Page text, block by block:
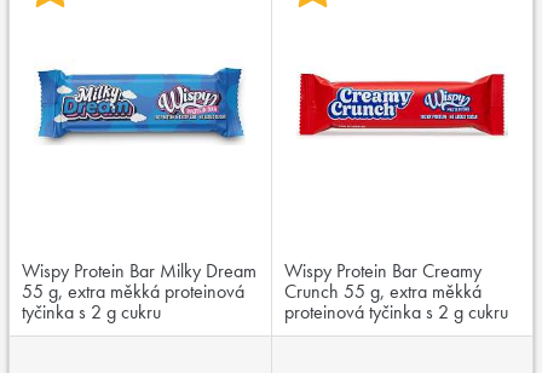
Wispy Protein Bar Milky Dream
55 g, extra měkká proteinová
tyčinka s 2 g cukru
Wispy Protein Bar Creamy
Crunch 55 g, extra měkká
proteinová tyčinka s 2 g cukru